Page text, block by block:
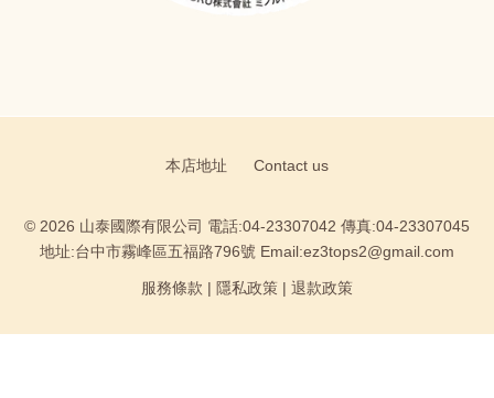
本店地址 Contact us
© 2026 山泰國際有限公司 電話:04-23307042 傳真:04-23307045
地址:台中市霧峰區五福路796號 Email:ez3tops2@gmail.com
服務條款 隱私政策 退款政策